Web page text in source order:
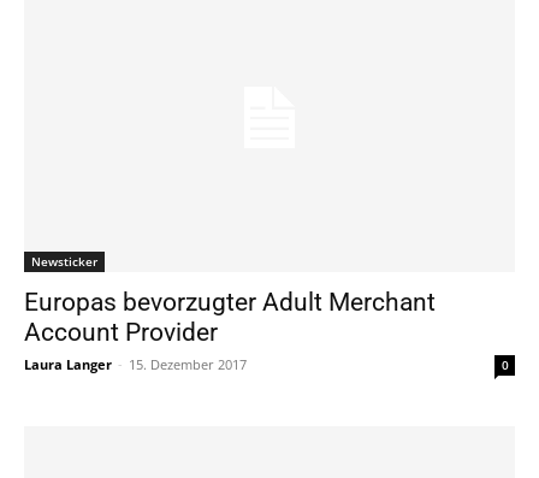
Newsticker
Europas bevorzugter Adult Merchant
Account Provider
Laura Langer - 15. Dezember 2017 0